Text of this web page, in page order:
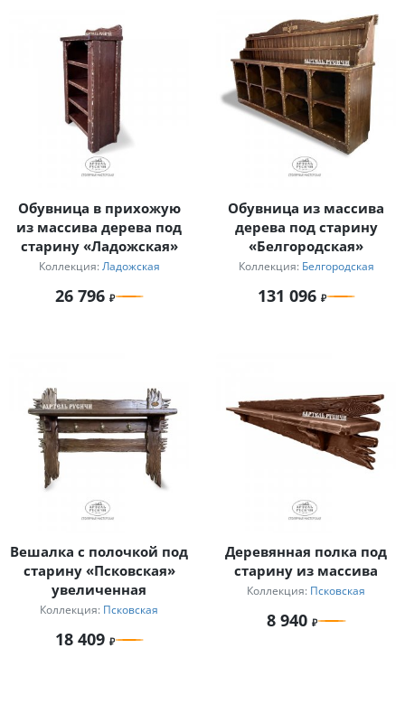
Обувница в прихожую
из массива дерева под
старину «Ладожская»
Коллекция: Ладожская
26 796
Обувница из массива
дерева под старину
«Белгородская»
Коллекция: Белгородская
131 096
Вешалка с полочкой под
старину «Псковская»
увеличенная
Коллекция: Псковская
18 409
Деревянная полка под
старину из массива
Коллекция: Псковская
8 940